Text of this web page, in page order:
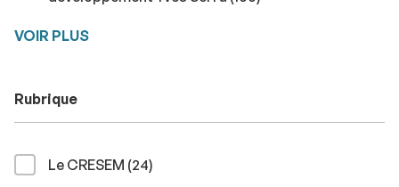
VOIR PLUS
Rubrique
Le CRESEM (24résultats
)